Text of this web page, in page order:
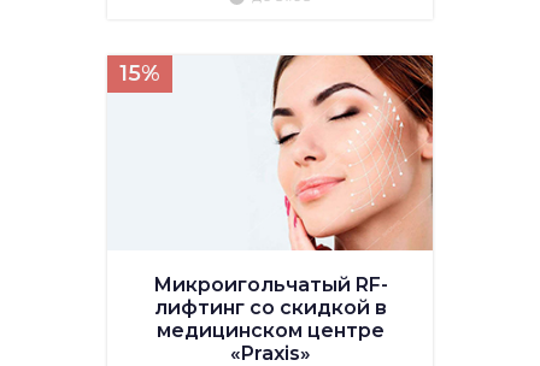
15%
Микроигольчатый RF-
лифтинг со скидкой в
медицинском центре
«Praxis»